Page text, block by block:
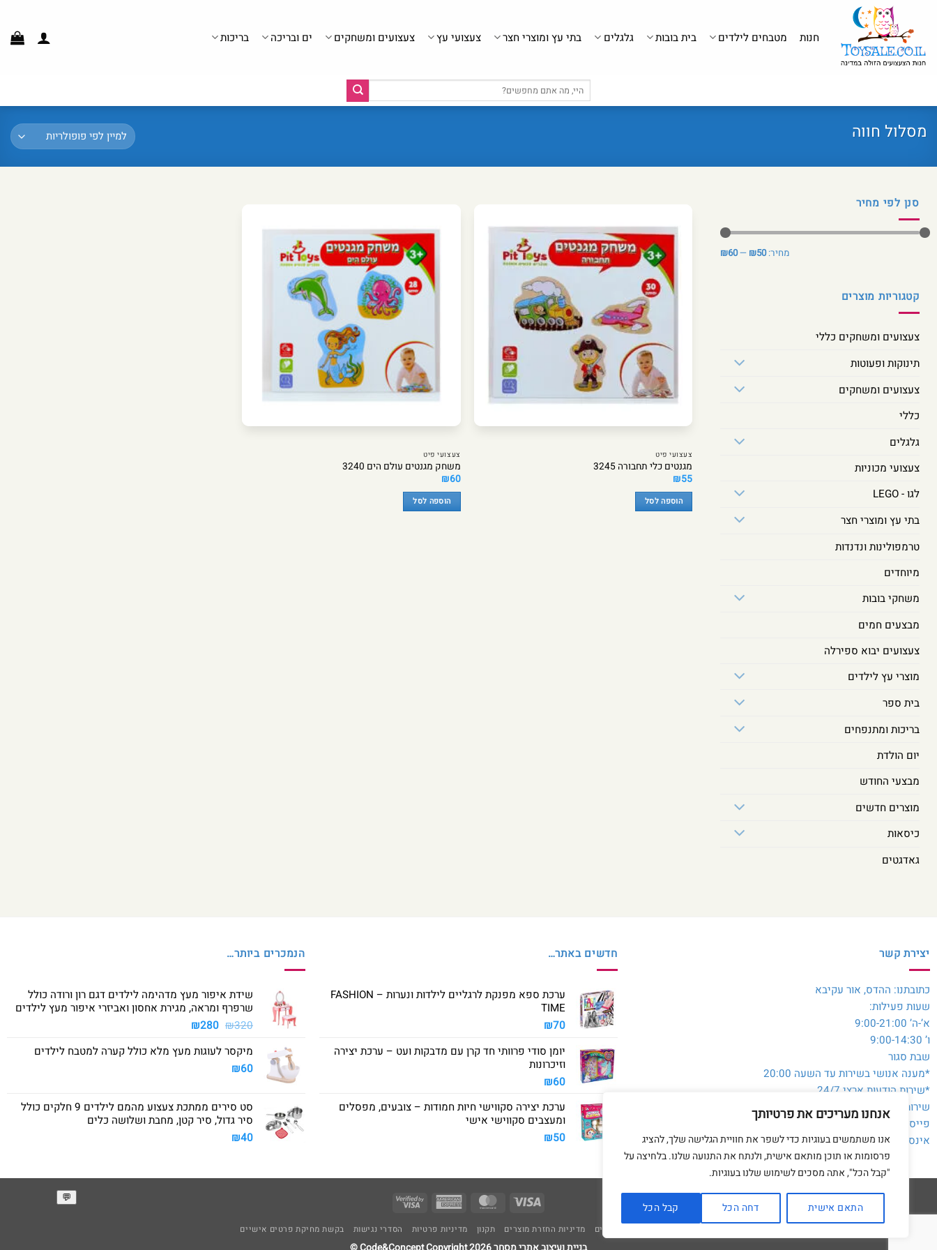
אנחנו מעריכים את פרטיותך
אנו משתמשים בעוגיות כדי לשפר את חוויית הגלישה שלך, להציג
פרסומות או תוכן מותאם אישית, ולנתח את התנועה שלנו. בלחיצה על
"קבל הכל", אתה מסכים לשימוש שלנו בעוגיות.
התאם אישית דחה הכל קבל הכל
חנות
מטבחים לילדים בית בובות גלגלים בתי עץ ומוצרי חצר צעצועי עץ צעצועים ומשחקים ים ובריכה בריכות
עבור:
מסלול חווה
סנן לפי מחיר
מחיר:₪50
—
₪60
קטגוריות מוצרים
צעצועים ומשחקים כללי
תינוקות ופעוטות
צעצועים ומשחקים
כללי
גלגלים
צעצועי מכוניות
לגו - LEGO
בתי עץ ומוצרי חצר
טרמפולינות ונדנדות
מיוחדים
משחקי בובות
מבצעים חמים
צעצועים יבוא ספירלה
מוצרי עץ לילדים
בית ספר
בריכות ומתנפחים
יום הולדת
מבצעי החודש
מוצרים חדשים
כיסאות
גאדגטים
צעצועי פיט
מגנטים כלי תחבורה 3245
₪55
הוספה לסל
צעצועי פיט
משחק מגנטים עולם הים 3240
₪60
הוספה לסל
יצירת קשר
כתובתנו: ההדס, אור עקיבא
שעות פעילות:
א’-ה’ 9:00-21:00
ו’ 9:00-14:30
שבת סגור
*מענה אנושי בשירות עד השעה 20:00
*שירות הודעות ארצי 24/7
שירות לקוחות והזמנות:054-3980564
פייסבוק:
אינסטגרם:toysalecoil
חדשים באתר…
ערכת ספא מפנקת לרגליים לילדות ונערות – FASHION
TIME
₪70
יומן סודי פרוותי חד קרן עם מדבקות ועט – ערכת יצירה
וזיכרונות
₪60
ערכת יצירה סקווישי חיות חמודות – צובעים, מפסלים
ומעצבים סקווישי אישי
₪50
הנמכרים ביותר…
שידת איפור מעץ מדהימה לילדים דגם רון ורודה כולל
שרפרף ומראה, מגירת אחסון ואביזרי איפור מעץ לילדים
₪320
המחיר
היה:
₪280 המחיר
הוא:
מיקסר לעוגות מעץ מלא כולל קערה למטבח לילדים
₪60
סט סירים ממתכת צעצוע מהמם לילדים 9 חלקים כולל
סיר גדול, סיר קטן, מחבת ושלושה כלים
₪40
Visa
MasterCard
American
Visa
מדיניות משלוחים מדיניות החזרת מוצרים תקנון מדיניות פרטיות הסדרי נגישות בקשת מחיקת פרטים אישיים